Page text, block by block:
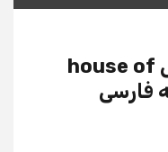
دانلود سریال خانه پوشالی house of